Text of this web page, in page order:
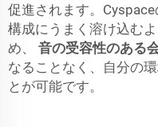
促進されます。
構成にうまく溶け込む
め、 音の受容性のある
なることなく、自分の
とが可能です。